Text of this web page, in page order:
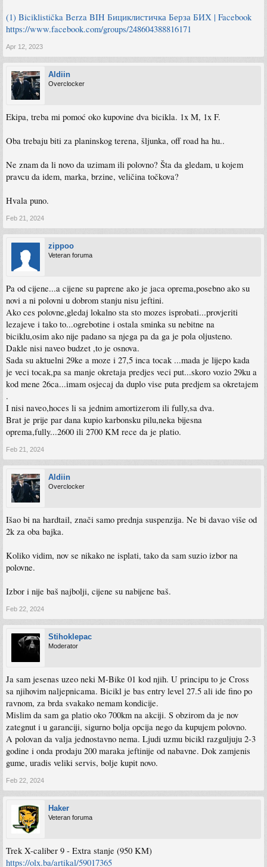
(1) Biciklistička Berza BIH Бициклистичка Берза БИХ | Facebook
https://www.facebook.com/groups/248604388816171
Apr 12, 2023
Aldiin
Overclocker
Ekipa, treba mi pomoć oko kupovine dva bicikla. 1x M, 1x F.
Oba trebaju biti za planinskog terena, šljunka, off road ha hu..
Ne znam da li novo da uzimam ili polovno? Šta da gledam, u kojem
pravcu da idem, marka, brzine, veličina točkova?
Hvala puno.
Feb 21, 2024
zippoo
Veteran foruma
Pa od cijene...a cijene su paprene ako je jaca oprema,posebno ako su
novi a ni polovni u dobrom stanju nisu jeftini.
Ako ces polovne,gledaj lokalno sta sto mozes isprobati...provjeriti
lezajeve i tako to...ogrebotine i ostala sminka su nebitne na
biciklu,osim ako nije padano sa njega pa da ga je pola oljusteno.
Dakle nisi naveo budzet ,to je osnova.
Sada su aktuelni 29ke a moze i 27,5 inca tocak ...mada je lijepo kada
je veci tocak,pa sa manje okretaja predjes veci put...skoro vozio 29ku a
kod mene 26ca...imam osjecaj da duplo vise puta predjem sa okretajem
.
I nisi naveo,hoces li sa jednim amortizerom ili fully,sa dva.
Brat je prije par dana kupio karbonsku pilu,neka bijesna
oprema,fully...2600 ili 2700 KM rece da je platio.
Feb 21, 2024
Aldiin
Overclocker
Išao bi na hardtail, znači samo prednja suspenzija. Ne bi davao više od
2k za oba bajka.
Koliko vidim, nov se nikako ne isplati, tako da sam suzio izbor na
polovne.
Izbor i nije baš najbolji, cijene su nabijene baš.
Feb 22, 2024
Stihoklepac
Moderator
Ja sam jesenas uzeo neki M-Bike 01 kod njih. U principu to je Cross
sa njihovim naljepnicama. Bicikl je bas entry level 27.5 ali ide fino po
ravnom, za brda svakako nemam kondicije.
Mislim da sam ga platio oko 700km na akciji. S obzirom da je nov
zategnut i u garanciji, sigurno bolja opcija nego da kupujem polovno.
A polovan da valja jednostavno nema. Ljudi uzmu bicikl razguljuju 2-3
godine i onda prodaju 200 maraka jeftinije od nabavne. Dok zamjenis
gume, uradis veliki servis, bolje kupit novo.
Feb 22, 2024
Haker
Veteran foruma
Trek X-caliber 9 - Extra stanje (950 KM)
https://olx.ba/artikal/59017365